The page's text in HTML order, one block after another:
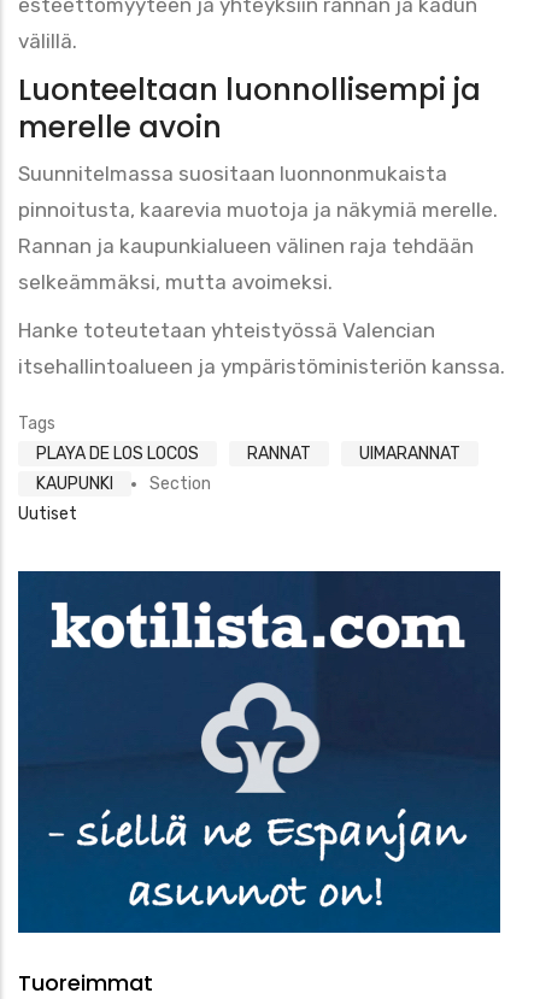
esteettömyyteen ja yhteyksiin rannan ja kadun
välillä.
Luonteeltaan luonnollisempi ja
merelle avoin
Suunnitelmassa suositaan luonnonmukaista
pinnoitusta, kaarevia muotoja ja näkymiä merelle.
Rannan ja kaupunkialueen välinen raja tehdään
selkeämmäksi, mutta avoimeksi.
Hanke toteutetaan yhteistyössä Valencian
itsehallintoalueen ja ympäristöministeriön kanssa.
Tags
PLAYA DE LOS LOCOS
RANNAT
UIMARANNAT
KAUPUNKI
Section
Uutiset
Tuoreimmat